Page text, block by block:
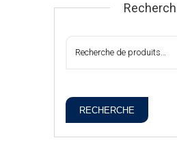
RECHERCHE